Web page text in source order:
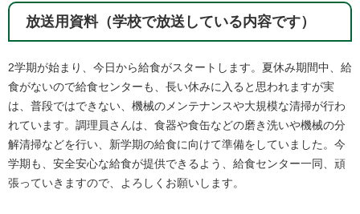
放送用資料（学校で放送している内容です）
2学期が始まり、今日から給食がスタートします。夏休み期間中、給
食がないので給食センターも、長い休みに入ると思われますが実
は、普段ではできない、機械のメンテナンスや大規模な清掃が行わ
れています。調理員さんは、食器や食缶などの磨き洗いや機械の分
解清掃などを行い、新学期の給食に向けて準備をしていました。今
学期も、安全安心な給食が提供できるよう、給食センター一同、頑
張っていきますので、よろしくお願いします。​